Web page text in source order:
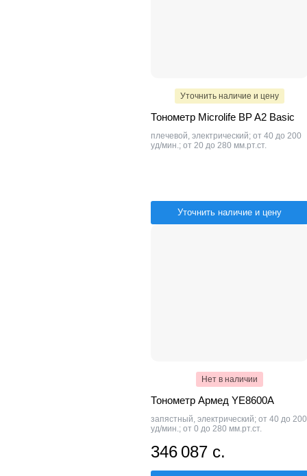
Уточнить наличие и цену
Тонометр Microlife BP A2 Basic
плечевой, электрический; от 40 до 200
уд/мин.; от 20 до 280 мм.рт.ст.
Уточнить наличие и цену
Нет в наличии
Тонометр Армед YE8600A
запястный, электрический; от 40 до 200
уд/мин.; от 0 до 280 мм.рт.ст.
346 087 с.